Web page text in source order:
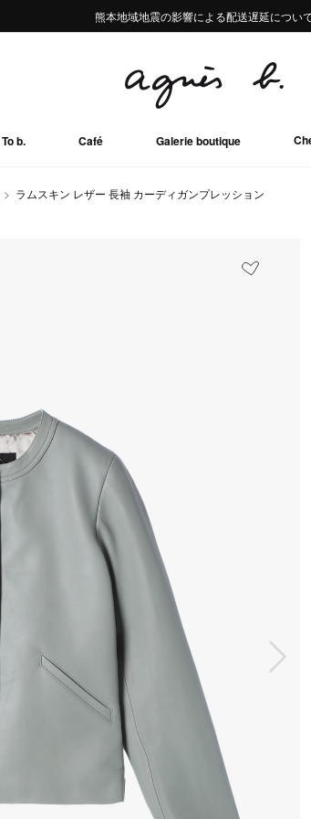
熊本地域地震の影響による配送遅延につい
Summer Sale 2buy10%OFF!!
熊本地域地震の影響による配送遅延につい
Summer Sale 2buy10%OFF!!
To b. Café Galerie boutique
ラムスキン レザー 長袖 カーディガンプレッション